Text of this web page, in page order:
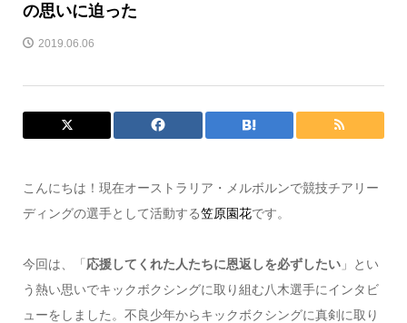
の思いに迫った
2019.06.06
こんにちは！現在オーストラリア・メルボルンで競技チアリー
ディングの選手として活動する笠原園花です。
今回は、「 応援してくれた人たちに恩返しを必ずしたい」とい
う熱い思いでキックボクシングに取り組む八木選手にインタビ
ューをしました。不良少年からキックボクシングに真剣に取り